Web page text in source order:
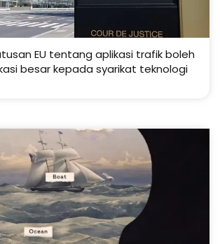
EU tentang aplikasi trafik boleh
besar kepada syarikat teknologi